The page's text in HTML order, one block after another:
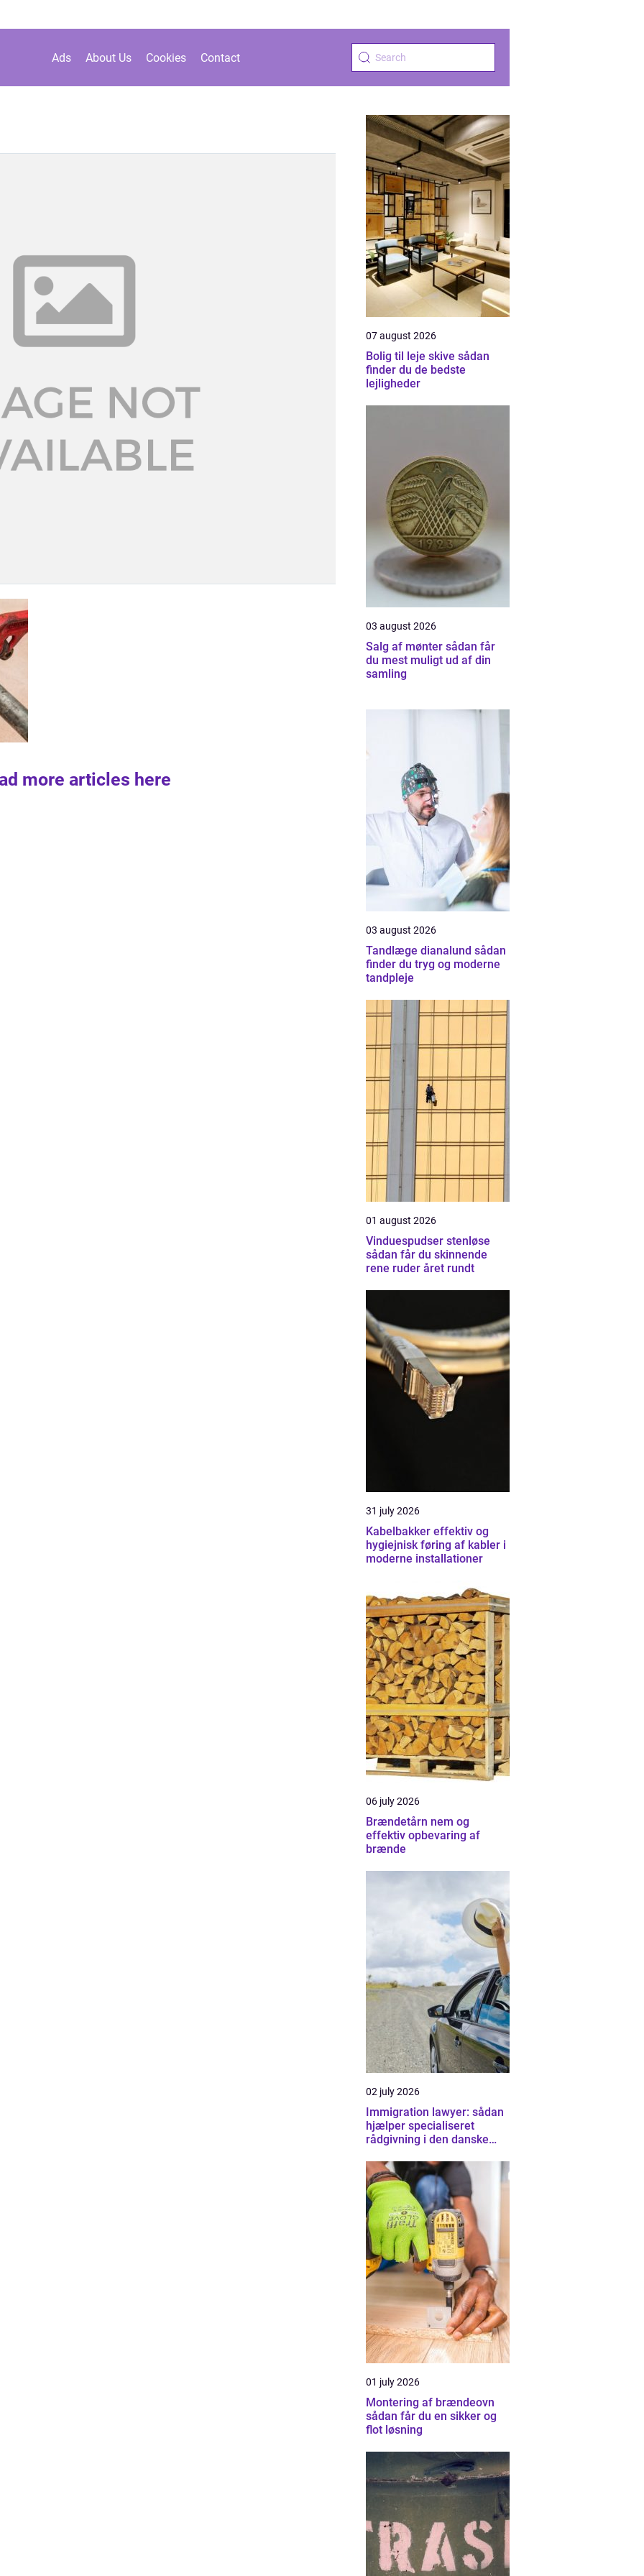
Ads About Us Cookies Contact
more articles here
07 august 2026
Bolig til leje skive sådan
finder du de bedste
lejligheder
03 august 2026
Salg af mønter sådan får
du mest muligt ud af din
samling
03 august 2026
Tandlæge dianalund sådan
finder du tryg og moderne
tandpleje
01 august 2026
Vinduespudser stenløse
sådan får du skinnende
rene ruder året rundt
31 july 2026
Kabelbakker effektiv og
hygiejnisk føring af kabler i
moderne installationer
06 july 2026
Brændetårn nem og
effektiv opbevaring af
brænde
02 july 2026
Immigration lawyer: sådan
hjælper specialiseret
rådgivning i den danske
01 july 2026
Montering af brændeovn
sådan får du en sikker og
flot løsning